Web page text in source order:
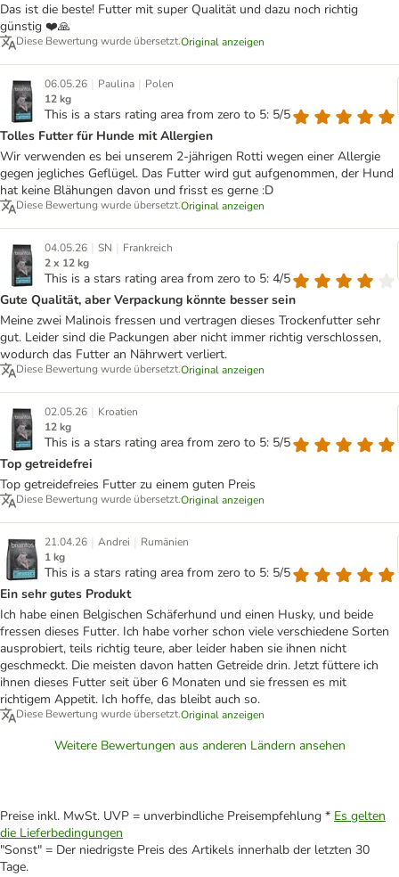
Das ist die beste! Futter mit super Qualität und dazu noch richtig
günstig ❤️🙏
Diese Bewertung wurde übersetzt.Original anzeigen
06.05.26 | Paulina | Polen
12 kg
This is a stars rating area from zero to 5: 5/5
Tolles Futter für Hunde mit Allergien
Wir verwenden es bei unserem 2-jährigen Rotti wegen einer Allergie
gegen jegliches Geflügel. Das Futter wird gut aufgenommen, der Hund
hat keine Blähungen davon und frisst es gerne :D
Diese Bewertung wurde übersetzt.Original anzeigen
04.05.26 | SN | Frankreich
2 x 12 kg
This is a stars rating area from zero to 5: 4/5
Gute Qualität, aber Verpackung könnte besser sein
Meine zwei Malinois fressen und vertragen dieses Trockenfutter sehr
gut. Leider sind die Packungen aber nicht immer richtig verschlossen,
wodurch das Futter an Nährwert verliert.
Diese Bewertung wurde übersetzt.Original anzeigen
02.05.26 | Kroatien
12 kg
This is a stars rating area from zero to 5: 5/5
Top getreidefrei
Top getreidefreies Futter zu einem guten Preis
Diese Bewertung wurde übersetzt.Original anzeigen
21.04.26 | Andrei | Rumänien
1 kg
This is a stars rating area from zero to 5: 5/5
Ein sehr gutes Produkt
Ich habe einen Belgischen Schäferhund und einen Husky, und beide
fressen dieses Futter. Ich habe vorher schon viele verschiedene Sorten
ausprobiert, teils richtig teure, aber leider haben sie ihnen nicht
geschmeckt. Die meisten davon hatten Getreide drin. Jetzt füttere ich
ihnen dieses Futter seit über 6 Monaten und sie fressen es mit
richtigem Appetit. Ich hoffe, das bleibt auch so.
Diese Bewertung wurde übersetzt.Original anzeigen
Weitere Bewertungen aus anderen Ländern ansehen
Preise inkl. MwSt. UVP = unverbindliche Preisempfehlung * Es gelten
die Lieferbedingungen
"Sonst" = Der niedrigste Preis des Artikels innerhalb der letzten 30
Tage.